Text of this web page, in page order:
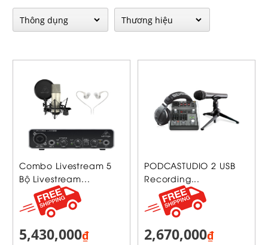
Combo Livestream 5
Bộ Livestream...
5,430,000₫
PODCASTUDIO 2 USB
Recording...
2,670,000₫